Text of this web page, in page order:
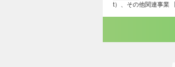
t）、その他関連事業